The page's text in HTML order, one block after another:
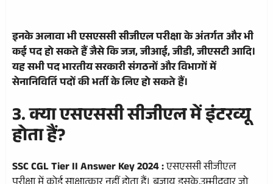
इनके अलावा भी एसएससी सीजीएल परीक्षा के अंतर्गत और भी
कई पद हो सकते हैं जैसे कि जज, जीआई, जीडी, जीएसटी आदि।
यह सभी पद भारतीय सरकारी संगठनों और विभागों में
सेनानिविर्ति पदों की भर्ती के लिए हो सकते हैं।
3. क्या एसएससी सीजीएल में इंटरव्यू
होता हैं?
SSC CGL Tier II Answer Key 2024 :एसएससी सीजीएल